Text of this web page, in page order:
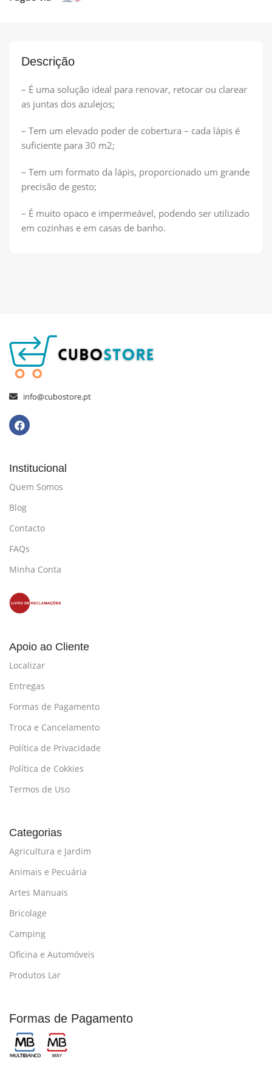
Descrição
– É uma solução ideal para renovar, retocar ou clarear
as juntas dos azulejos;
– Tem um elevado poder de cobertura – cada lápis é
suficiente para 30 m2;
– Tem um formato da lápis, proporcionado um grande
precisão de gesto;
– É muito opaco e impermeável, podendo ser utilizado
em cozinhas e em casas de banho.
info@cubostore.pt
Institucional
Quem Somos
Blog
Contacto
FAQs
Minha Conta
Apoio ao Cliente
Localizar
Entregas
Formas de Pagamento
Troca e Cancelamento
Política de Privacidade
Política de Cokkies
Termos de Uso
Categorias
Agricultura e Jardim
Animais e Pecuária
Artes Manuais
Bricolage
Camping
Oficina e Automóveis
Produtos Lar
Formas de Pagamento